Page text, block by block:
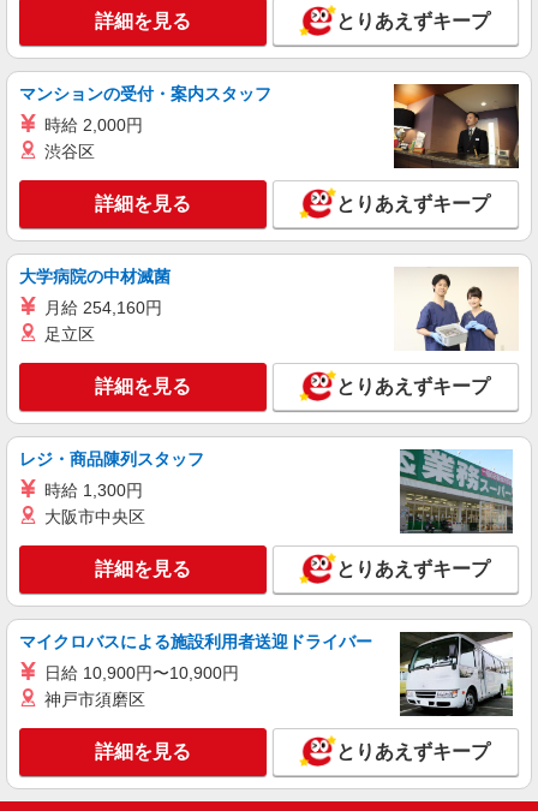
イオンスタイル京都桂川
総合スーパーの学生アルバイト（レジ・品出し
など）
時給1,170円 ★22:00以降は深夜割増有
京都府京都市南区久世高田町376-1
キープ 詳細を見る
詳細を見る とりあえずキープ
マンションの受付・案内スタッフ
時給 2,000円
渋谷区
詳細を見る とりあえずキープ
大学病院の中材滅菌
月給 254,160円
足立区
詳細を見る とりあえずキープ
レジ・商品陳列スタッフ
時給 1,300円
大阪市中央区
詳細を見る とりあえずキープ
マイクロバスによる施設利用者送迎ドライバー
日給 10,900円〜10,900円
神戸市須磨区
詳細を見る とりあえずキープ